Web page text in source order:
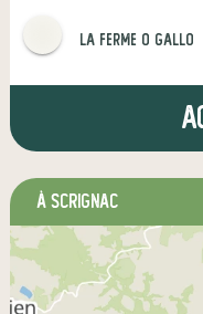
la ferme o gallo
à Scrignac